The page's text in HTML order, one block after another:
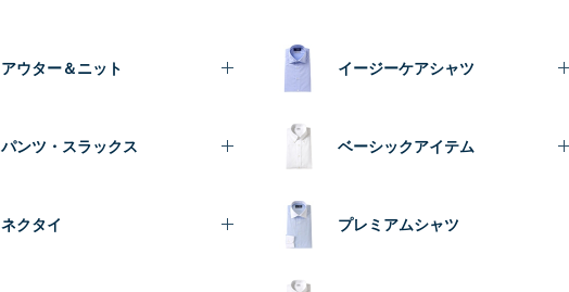
アウター＆ニット
パンツ・スラックス
ネクタイ
イージーケアシャツ
ベーシックアイテム
プレミアムシャツ